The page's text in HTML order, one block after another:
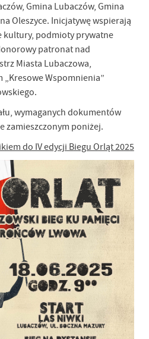
Gmina Lubaczów, Gmina
Oleszyce. Inicjatywę wspierają
kultury, podmioty prywatne
patronat nad
Miasta Lubaczowa,
Wspomnienia”
wymaganych dokumentów
zamieszczonym poniżej.
do IV edycji Biegu Orląt 2025